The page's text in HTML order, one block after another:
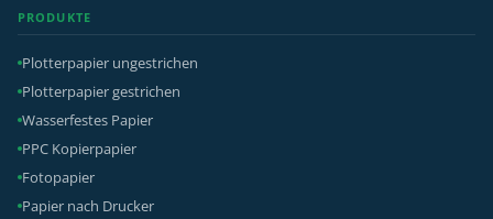
PRODUKTE
Plotterpapier ungestrichen
Plotterpapier gestrichen
Wasserfestes Papier
PPC Kopierpapier
Fotopapier
Papier nach Drucker